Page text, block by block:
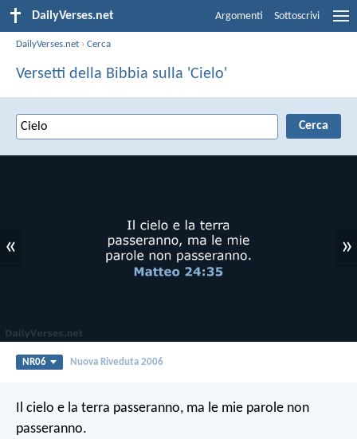
DailyVerses.net Argomenti Sottoscrivi
DailyVerses.net ›Cerca
Versetti della Bibbia sulla 'Cielo'
« »
NR06 Nuova Riveduta 2006
Il cielo e la terra passeranno, ma le mie parole non
passeranno.